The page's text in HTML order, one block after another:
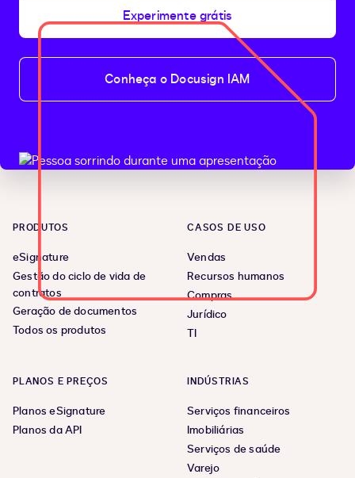
Experimente grátis
Conheça o Docusign IAM
PRODUTOS
eSignature
Gestão do ciclo de vida de
contratos
Geração de documentos
Todos os produtos
CASOS DE USO
Vendas
Recursos humanos
Compras
Jurídico
TI
PLANOS E PREÇOS
Planos eSignature
Planos da API
INDÚSTRIAS
Serviços financeiros
Imobiliárias
Serviços de saúde
Varejo